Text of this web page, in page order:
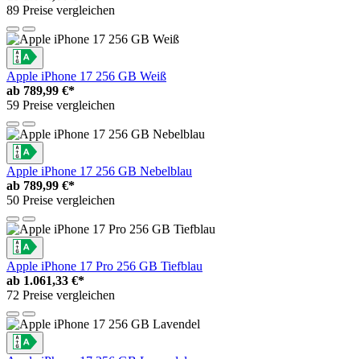
89 Preise vergleichen
Apple iPhone 17 256 GB Weiß
ab 789,99 €*
59 Preise vergleichen
Apple iPhone 17 256 GB Nebelblau
ab 789,99 €*
50 Preise vergleichen
Apple iPhone 17 Pro 256 GB Tiefblau
ab 1.061,33 €*
72 Preise vergleichen